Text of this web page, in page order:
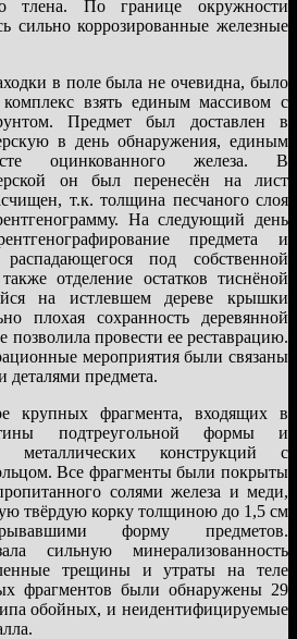
тлена. По границе окружности
сильно коррозированные железные
в поле была не очевидна, было
взять единым массивом с
Предмет был доставлен в
в день обнаружения, единым
оцинкованного железа. В
он был перенесён на лист
т.к. толщина песчаного слоя
На следующий день
предмета и
под собственной
отделение остатков тиснёной
на истлевшем дереве крышки
плохая сохранность деревянной
провести ее реставрацию.
мероприятия были связаны
деталями предмета.
крупных фрагмента, входящих в
подтреугольной формы и
металлических конструкций с
Все фрагменты были покрыты
солями железа и меди,
твёрдую корку толщиною до 1,5 см
форму предметов.
сильную минерализованность
трещины и утраты на теле
фрагментов были обнаружены 29
обойных, и неидентифицируемые